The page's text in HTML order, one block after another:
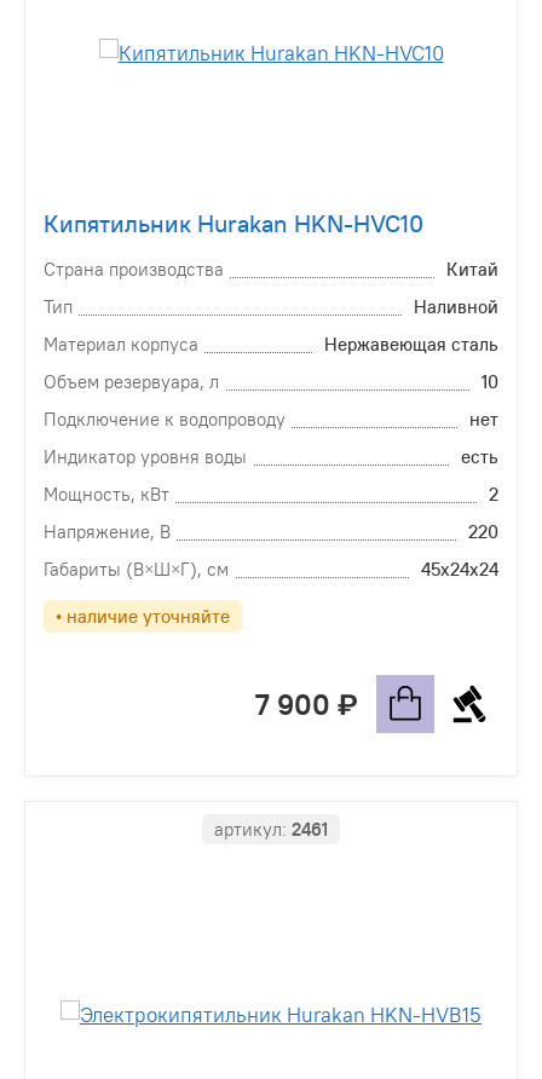
Кипятильник Hurakan HKN-HVC10
Страна производства
Китай
Тип
Наливной
Материал корпуса
Нержавеющая сталь
Объем резервуара, л
10
Подключение к водопроводу
нет
Индикатор уровня воды
есть
Мощность, кВт
2
Напряжение, В
220
Габариты (В×Ш×Г), см
45х24х24
• наличие уточняйте
7 900
артикул: 2461